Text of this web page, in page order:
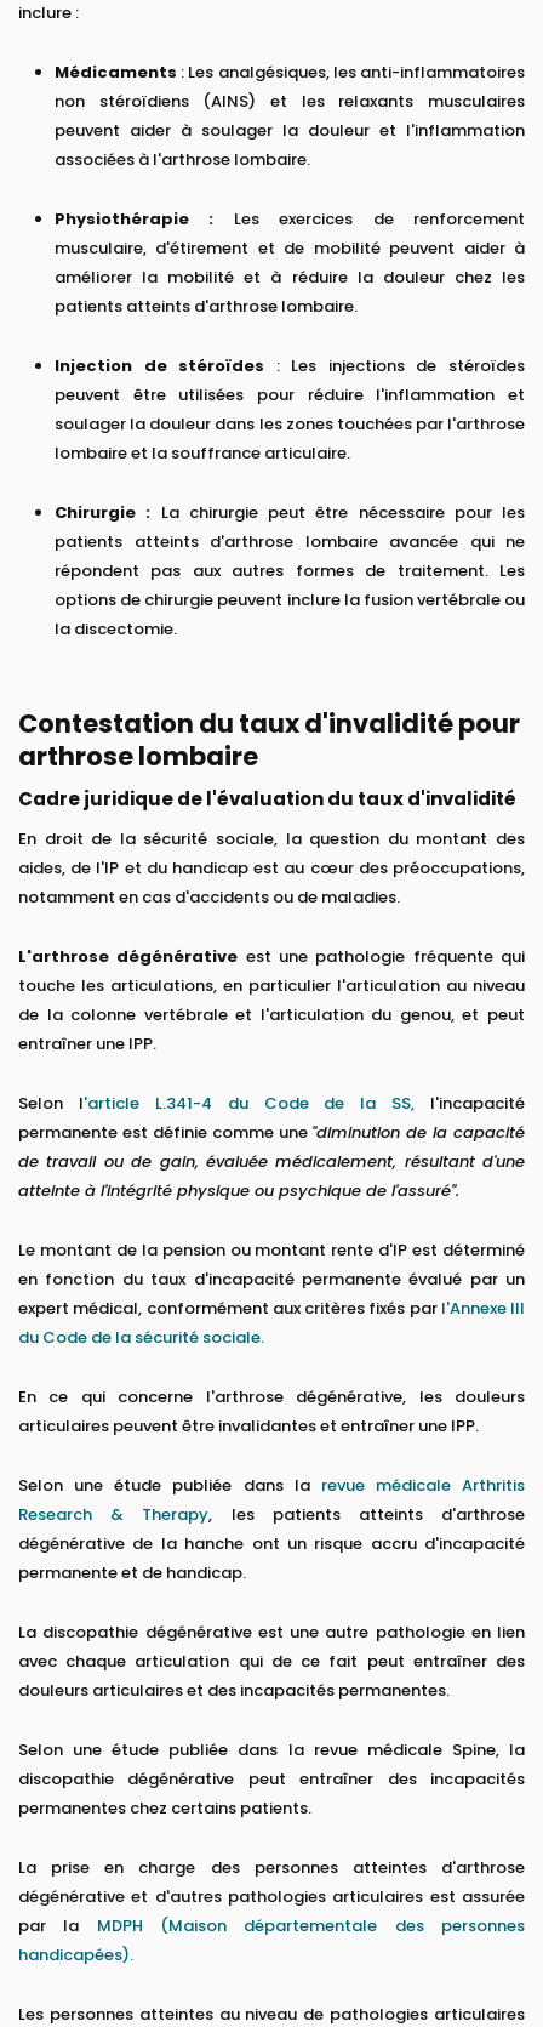
inclure :
Médicaments : Les analgésiques, les anti-inflammatoires
non stéroïdiens (AINS) et les relaxants musculaires
peuvent aider à soulager la douleur et l'inflammation
associées à l'arthrose lombaire.
Physiothérapie : Les exercices de renforcement
musculaire, d'étirement et de mobilité peuvent aider à
améliorer la mobilité et à réduire la douleur chez les
patients atteints d'arthrose lombaire.
Injection de stéroïdes : Les injections de stéroïdes
peuvent être utilisées pour réduire l'inflammation et
soulager la douleur dans les zones touchées par l'arthrose
lombaire et la souffrance articulaire.
Chirurgie : La chirurgie peut être nécessaire pour les
patients atteints d'arthrose lombaire avancée qui ne
répondent pas aux autres formes de traitement. Les
options de chirurgie peuvent inclure la fusion vertébrale ou
la discectomie.
Contestation du taux d'invalidité pour
arthrose lombaire
Cadre juridique de l'évaluation du taux d'invalidité
En droit de la sécurité sociale, la question du montant des
aides, de l'IP et du handicap est au cœur des préoccupations,
notamment en cas d'accidents ou de maladies.
L'arthrose dégénérative est une pathologie fréquente qui
touche les articulations, en particulier l'articulation au niveau
de la colonne vertébrale et l'articulation du genou, et peut
entraîner une IPP.
Selon l'article L.341-4 du Code de la SS, l'incapacité
permanente est définie comme une "diminution de la capacité
de travail ou de gain, évaluée médicalement, résultant d'une
atteinte à l'intégrité physique ou psychique de l'assuré".
Le montant de la pension ou montant rente d'IP est déterminé
en fonction du taux d'incapacité permanente évalué par un
expert médical, conformément aux critères fixés par l'Annexe III
du Code de la sécurité sociale.
En ce qui concerne l'arthrose dégénérative, les douleurs
articulaires peuvent être invalidantes et entraîner une IPP.
Selon une étude publiée dans la revue médicale Arthritis
Research & Therapy, les patients atteints d'arthrose
dégénérative de la hanche ont un risque accru d'incapacité
permanente et de handicap.
La discopathie dégénérative est une autre pathologie en lien
avec chaque articulation qui de ce fait peut entraîner des
douleurs articulaires et des incapacités permanentes.
Selon une étude publiée dans la revue médicale Spine, la
discopathie dégénérative peut entraîner des incapacités
permanentes chez certains patients.
La prise en charge des personnes atteintes d'arthrose
dégénérative et d'autres pathologies articulaires est assurée
par la MDPH (Maison départementale des personnes
handicapées).
Les personnes atteintes au niveau de pathologies articulaires